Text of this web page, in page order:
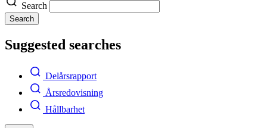
Search
Search
Suggested searches
Delårsrapport
Årsredovisning
Hållbarhet